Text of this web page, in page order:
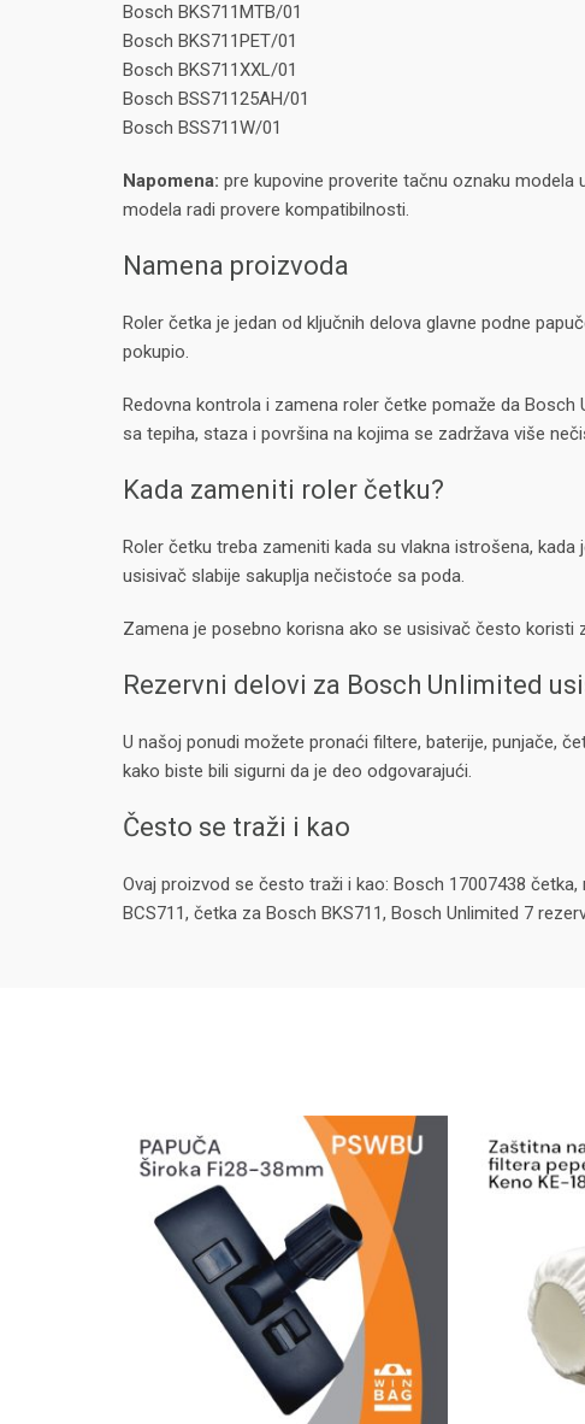
Bosch BKS711MTB/01
Bosch BKS711PET/01
Bosch BKS711XXL/01
Bosch BSS71125AH/01
Bosch BSS711W/01
Napomena: pre kupovine proverite tačnu oznaku
modela radi provere kompatibilnosti.
Namena proizvoda
Roler četka je jedan od ključnih delova glavne podne
pokupio.
Redovna kontrola i zamena roler četke pomaže da
sa tepiha, staza i površina na kojima se zadržava više
Kada zameniti roler četku?
Roler četku treba zameniti kada su vlakna istrošena,
usisivač slabije sakuplja nečistoće sa poda.
Zamena je posebno korisna ako se usisivač često koristi
Rezervni delovi za Bosch Unlimited
U našoj ponudi možete pronaći filtere, baterije, punjače,
kako biste bili sigurni da je deo odgovarajući.
Često se traži i kao
Ovaj proizvod se često traži i kao: Bosch 17007438
BCS711, četka za Bosch BKS711, Bosch Unlimited 7